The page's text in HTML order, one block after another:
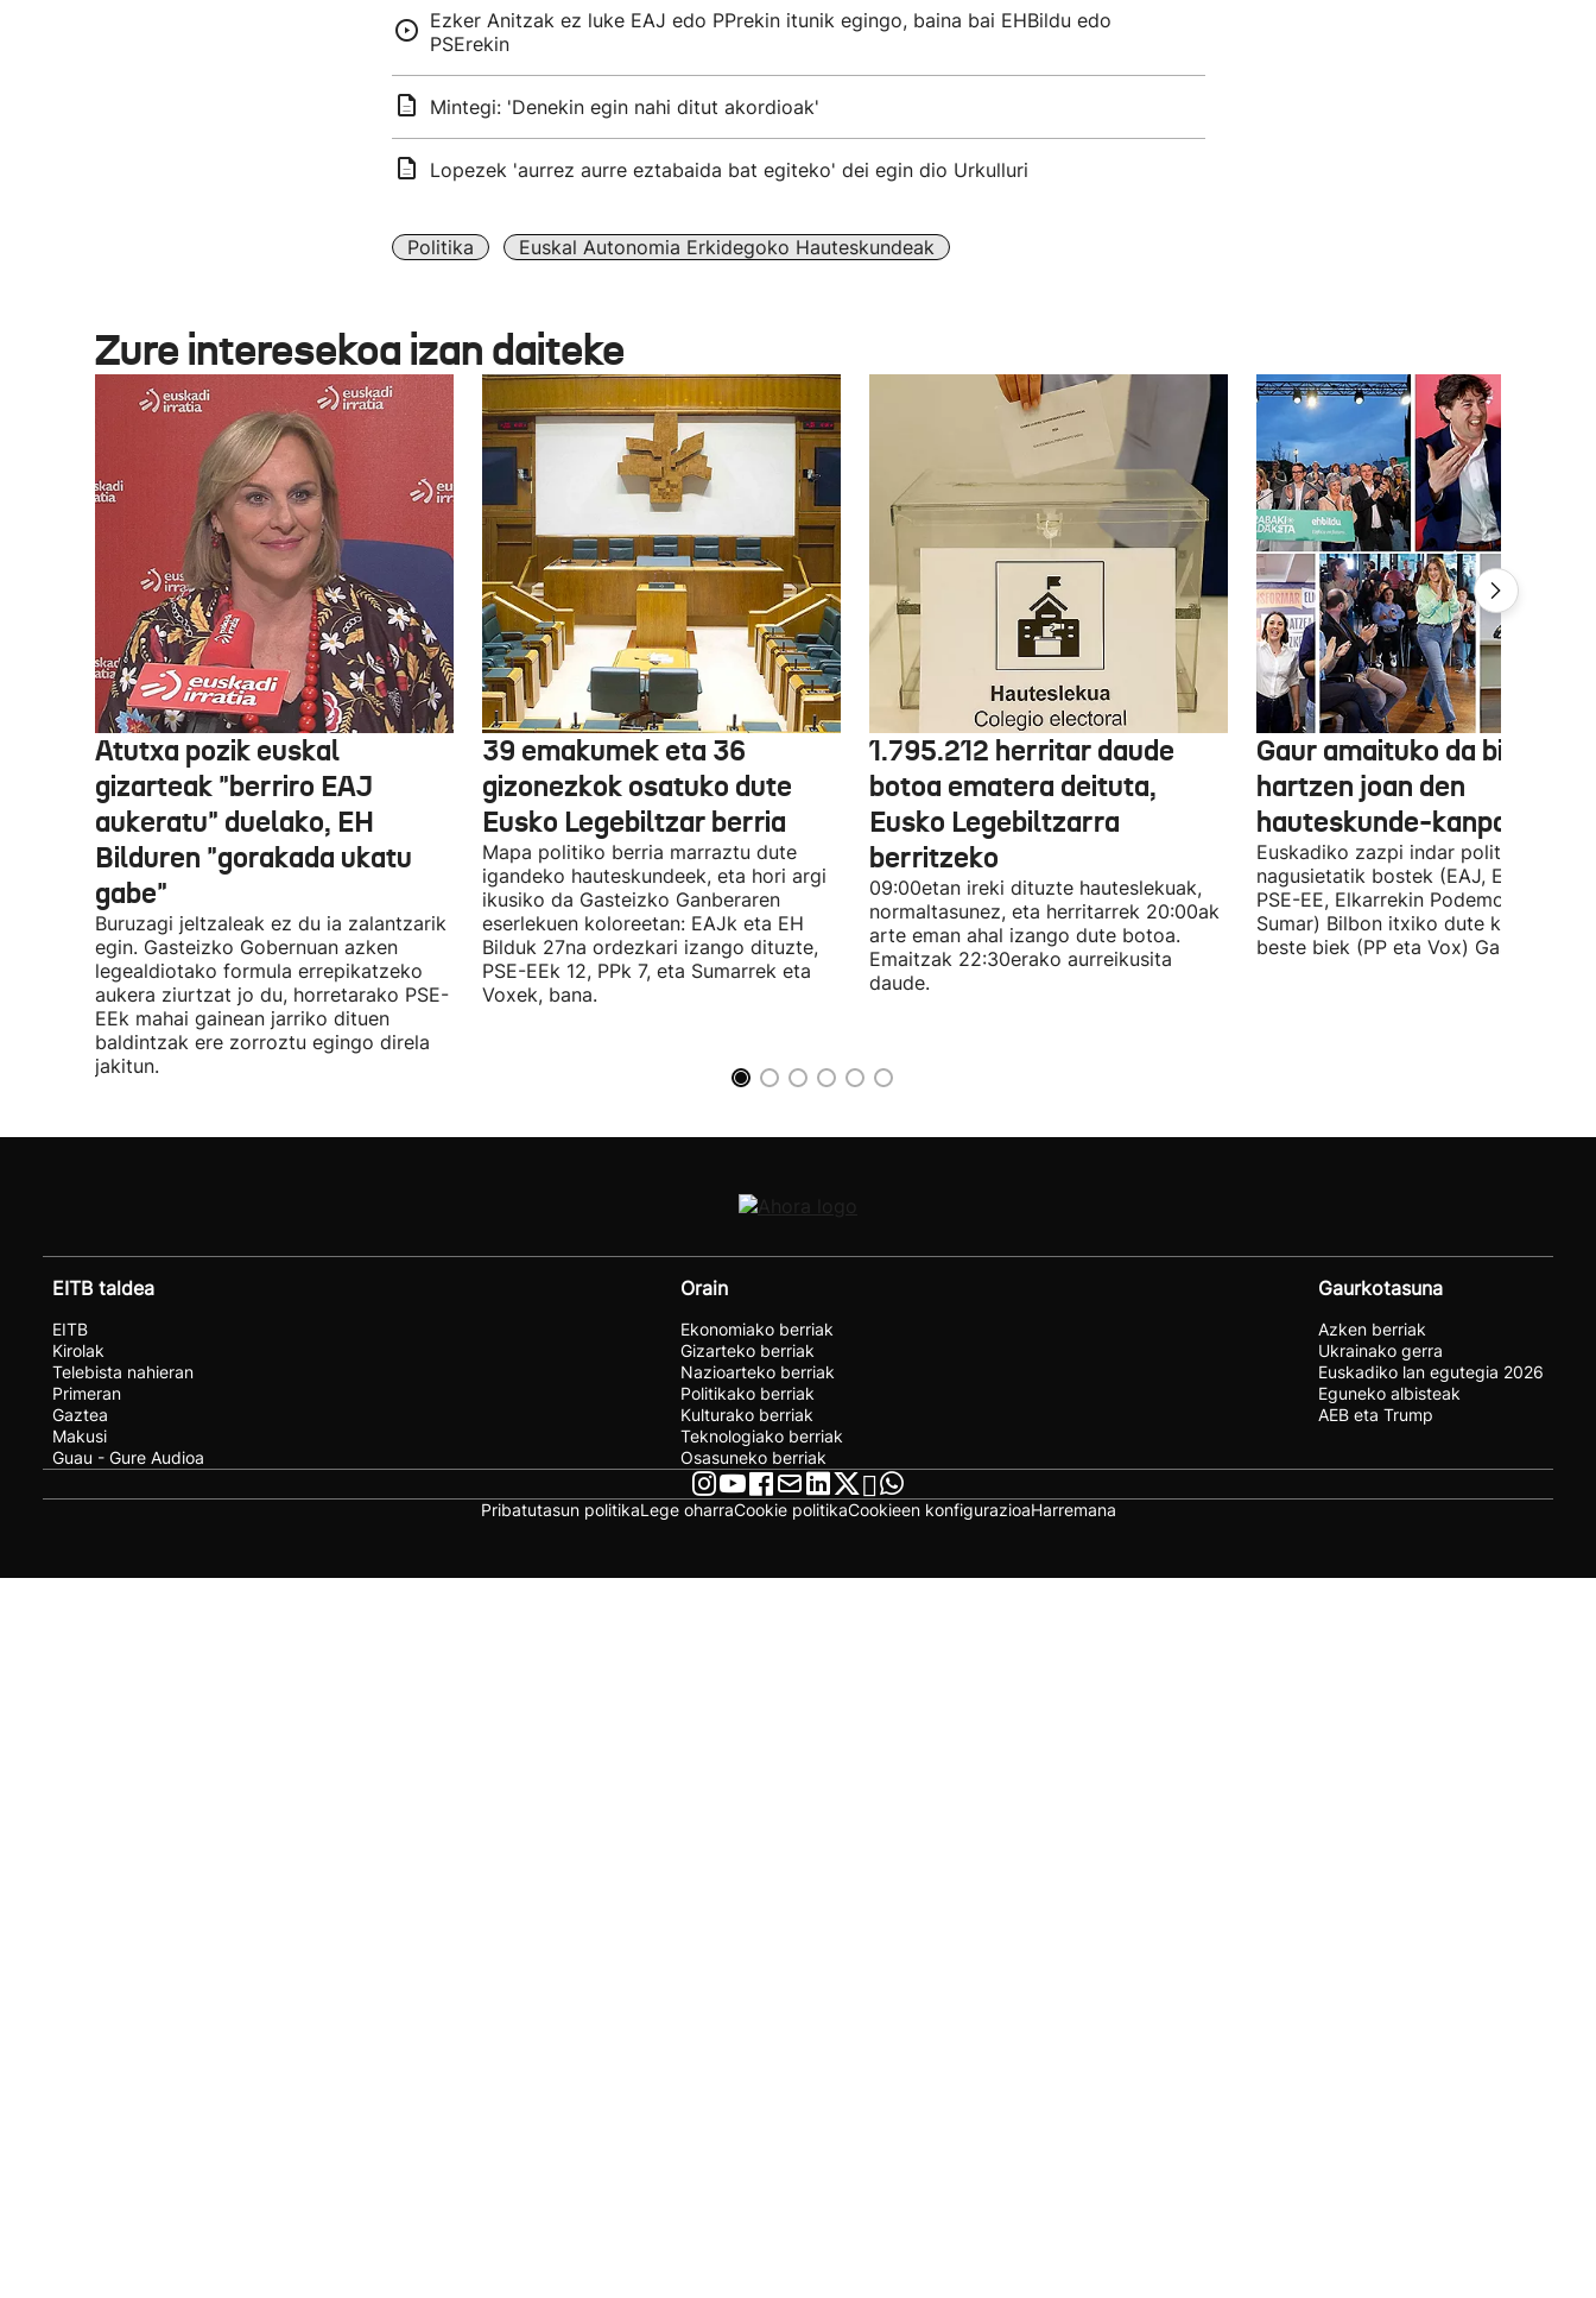
Ezker Anitzak ez luke EAJ edo PPrekin itunik egingo, baina bai EHBildu edo
PSErekin
Mintegi: 'Denekin egin nahi ditut akordioak'
Lopezek 'aurrez aurre eztabaida bat egiteko' dei egin dio Urkulluri
Politika Euskal Autonomia Erkidegoko Hauteskundeak
Zure interesekoa izan daiteke
Atutxa pozik euskal
gizarteak "berriro EAJ
aukeratu" duelako, EH
Bilduren "gorakada ukatu
gabe"
Buruzagi jeltzaleak ez du ia zalantzarik
egin. Gasteizko Gobernuan azken
legealdiotako formula errepikatzeko
aukera ziurtzat jo du, horretarako PSE-
EEk mahai gainean jarriko dituen
baldintzak ere zorroztu egingo direla
jakitun.
39 emakumek eta 36
gizonezkok osatuko dute
Eusko Legebiltzar berria
Mapa politiko berria marraztu dute
igandeko hauteskundeek, eta hori argi
ikusiko da Gasteizko Ganberaren
eserlekuen koloreetan: EAJk eta EH
Bilduk 27na ordezkari izango dituzte,
PSE-EEk 12, PPk 7, eta Sumarrek eta
Voxek, bana.
1.795.212 herritar daude
botoa ematera deituta,
Eusko Legebiltzarra
berritzeko
09:00etan ireki dituzte hauteslekuak,
normaltasunez, eta herritarrek 20:00ak
arte eman ahal izango dute botoa.
Emaitzak 22:30erako aurreikusita
daude.
Gaur amaituko da
hartzen joan den
hauteskunde-kanpaina
Euskadiko zazpi indar politiko
nagusietatik bostek (EAJ, EH Bildu,
PSE-EE, Elkarrekin Podemos eta
Sumar) Bilbon itxiko dute kanpaina,
beste biek (PP eta Vox) Gasteizen.
EITB taldea
EITB
Kirolak
Telebista nahieran
Primeran
Gaztea
Makusi
Guau - Gure Audioa
Orain
Ekonomiako berriak
Gizarteko berriak
Nazioarteko berriak
Politikako berriak
Kulturako berriak
Teknologiako berriak
Osasuneko berriak
Gaurkotasuna
Azken berriak
Ukrainako gerra
Euskadiko lan egutegia 2026
Eguneko albisteak
AEB eta Trump
Pribatutasun politikaLege oharraCookie politikaCookieen konfigurazioaHarremana